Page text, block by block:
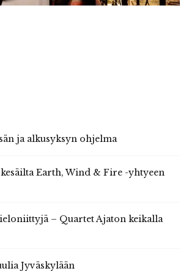
ja alkusyksyn ohjelma
Earth, Wind & Fire -yhtyeen
– Quartet Ajaton keikalla
Jyväskylään